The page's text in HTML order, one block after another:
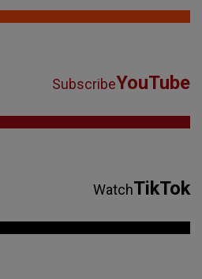
SubscribeYouTube
WatchTikTok